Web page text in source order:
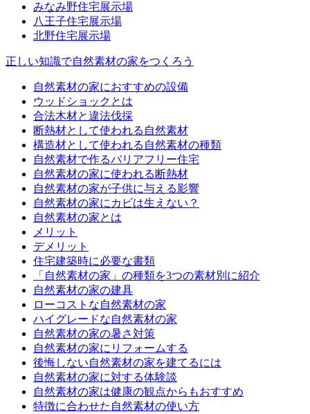
みなみ野住宅展示場
八王子住宅展示場
北野住宅展示場
正しい知識で自然素材の家をつくろう
自然素材の家におすすめの設備
ウッドショックとは
合法木材と違法伐採
断熱材として使われる自然素材
構造材として使われる自然素材の種類
自然素材で作るバリアフリー住宅
自然素材の家に使われる断熱材
自然素材の家が子供に与える影響
自然素材の家にカビは生えない？
自然素材の家とは
メリット
デメリット
住宅建築時に必要な書類
「自然素材の家」の種類を3つの素材別に紹介
自然素材の家の建具
ローコストな自然素材の家
ハイグレードな自然素材の家
自然素材の家の暑さ対策
自然素材の家にリフォームする
後悔しない自然素材の家を建てるには
自然素材の家に対する体験談
自然素材の家は健康の観点からもおすすめ
特徴に合わせた自然素材の使い方